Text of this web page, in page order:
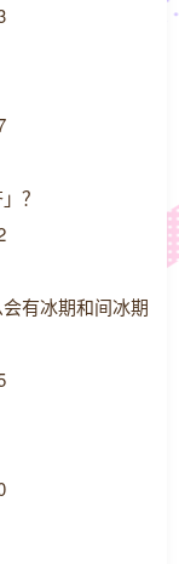
？
有冰期和间冰期